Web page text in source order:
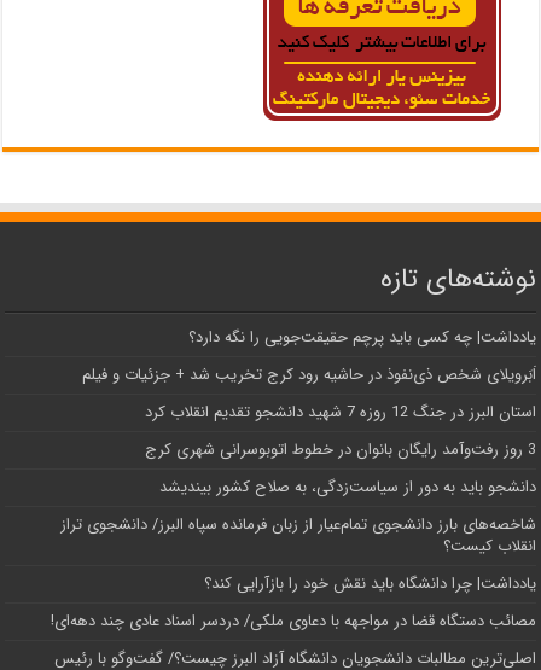
نوشته‌های تازه
یادداشت| ‌چه کسی باید پرچم حقیقت‌جویی را نگه دارد؟
اَبَر‌ویلای شخص ذی‌نفوذ در حاشیه‌ رود کرج تخریب شد + جزئیات و فیلم
استان البرز در جنگ 12 روزه 7 شهید دانشجو تقدیم انقلاب کرد
3 روز رفت‌وآمد رایگان بانوان در خطوط اتوبوسرانی شهری کرج
دانشجو باید به دور از سیاست‌زدگی، به صلاح کشور بیندیشد
شاخصه‌های بارز دانشجوی تمام‌عیار از زبان فرمانده سپاه البرز/ دانشجوی تراز
انقلاب کیست؟
یادداشت| چرا دانشگاه باید نقش خود را بازآرایی کند؟
مصائب دستگاه قضا در مواجهه با دعاوی ملکی/ دردسر اسناد عادی چند‌ دهه‌ای!
اصلی‌ترین مطالبات دانشجویان دانشگاه آزاد البرز چیست؟/ گفت‌وگو با رئیس